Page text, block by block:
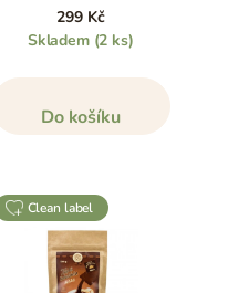
299 Kč
Skladem (2 ks)
Do košíku
clean label